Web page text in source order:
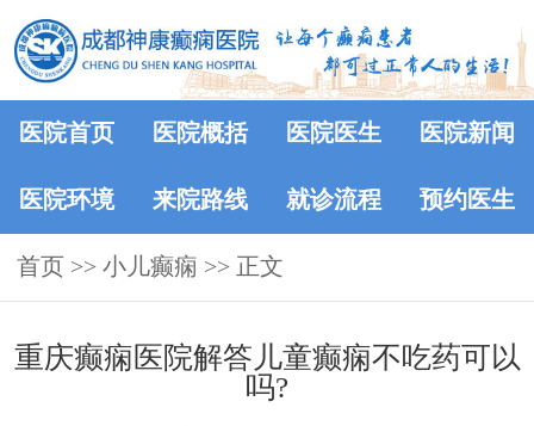
医院首页 医院概括 医院医生 医院新闻
医院环境 来院路线 就诊流程 预约医生
首页 >> 小儿癫痫 >> 正文
重庆癫痫医院解答儿童癫痫不吃药可以
吗?